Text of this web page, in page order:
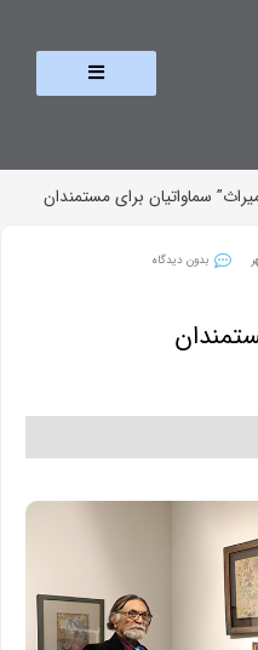
سماواتیان برای مستمندان
بدون دیدگاه